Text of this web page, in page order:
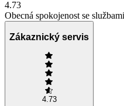
4.73
Obecná spokojenost se
Zákaznický servis
4.73